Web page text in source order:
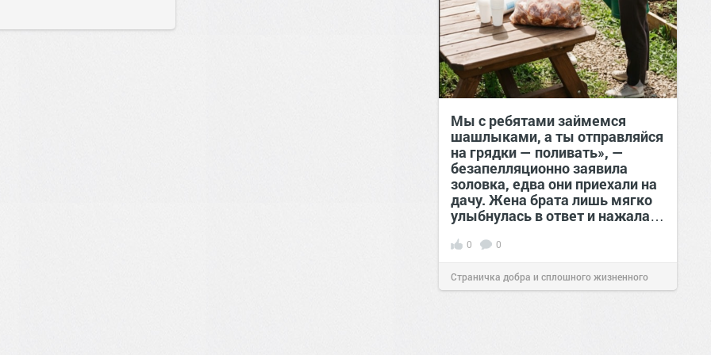
Мы с ребятами займемся
шашлыками, а ты отправляйся
на грядки — поливать», —
безапелляционно заявила
золовка, едва они приехали на
дачу. Жена брата лишь мягко
улыбнулась в ответ и нажала…
0 0
Страничка добра и сплошного жизненного